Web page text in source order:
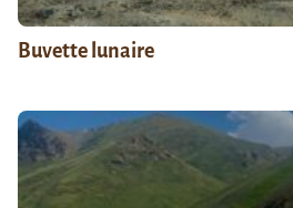
Buvette lunaire